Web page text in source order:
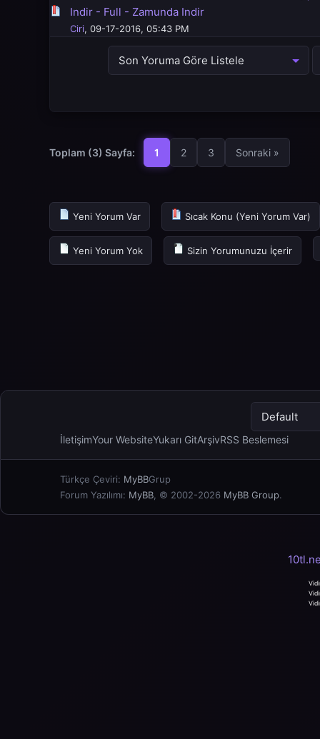
Indir - Full - Zamunda Indir
Ciri, 09-17-2016, 05:43 PM
üzerinden 0 Oy - Toplam Ortalama 0 Oy Verilmiş
1 2345
Toplam (3) Sayfa: 1 2 3 Sonraki »
Yeni Yorum Var Sıcak Konu (Yeni Yorum Var)
Yeni Yorum Yok Sizin Yorumunuzu İçerir
İletişimYour WebsiteYukarı GitArşivRSS Beslemesi
Türkçe Çeviri: MyBBGrup
Forum Yazılımı: MyBB , © 2002-2026 MyBB Group.